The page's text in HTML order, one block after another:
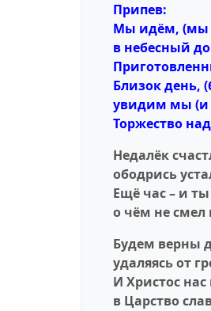
Припев:
Мы идём, (мы
в небесный
Близок день,
увидим мы
Торжество
Недалёк
ободрись
Ещё час – и ты
о чём не смел
Будем верны
удаляясь от
И Христос нас
в Царство